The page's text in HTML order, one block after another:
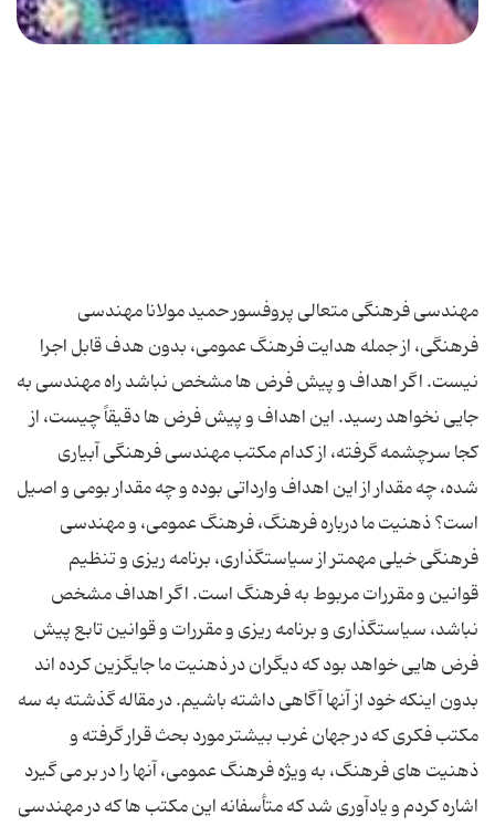
مهندسی فرهنگی متعالی پروفسور حمید مولانا مهندسی
فرهنگی، از جمله هدایت فرهنگ عمومی، بدون هدف قابل اجرا
نیست. اگر اهداف و پیش فرض ها مشخص نباشد راه مهندسی به
جایی نخواهد رسید. این اهداف و پیش فرض ها دقیقاً چیست، از
كجا سرچشمه گرفته، از كدام مكتب مهندسی فرهنگی آبیاری
شده، چه مقدار از این اهداف وارداتی بوده و چه مقدار بومی و اصیل
است؟ ذهنیت ما درباره فرهنگ، فرهنگ عمومی، و مهندسی
فرهنگی خیلی مهمتر از سیاستگذاری، برنامه ریزی و تنظیم
قوانین و مقررات مربوط به فرهنگ است. اگر اهداف مشخص
نباشد، سیاستگذاری و برنامه ریزی و مقررات و قوانین تابع پیش
فرض هایی خواهد بود كه دیگران در ذهنیت ما جایگزین كرده اند
بدون اینكه خود از آنها آگاهی داشته باشیم. در مقاله گذشته به سه
مكتب فكری كه در جهان غرب بیشتر مورد بحث قرار گرفته و
ذهنیت های فرهنگ، به ویژه فرهنگ عمومی، آنها را در بر می گیرد
اشاره كردم و یادآوری شد كه متأسفانه این مكتب ها كه در مهندسی